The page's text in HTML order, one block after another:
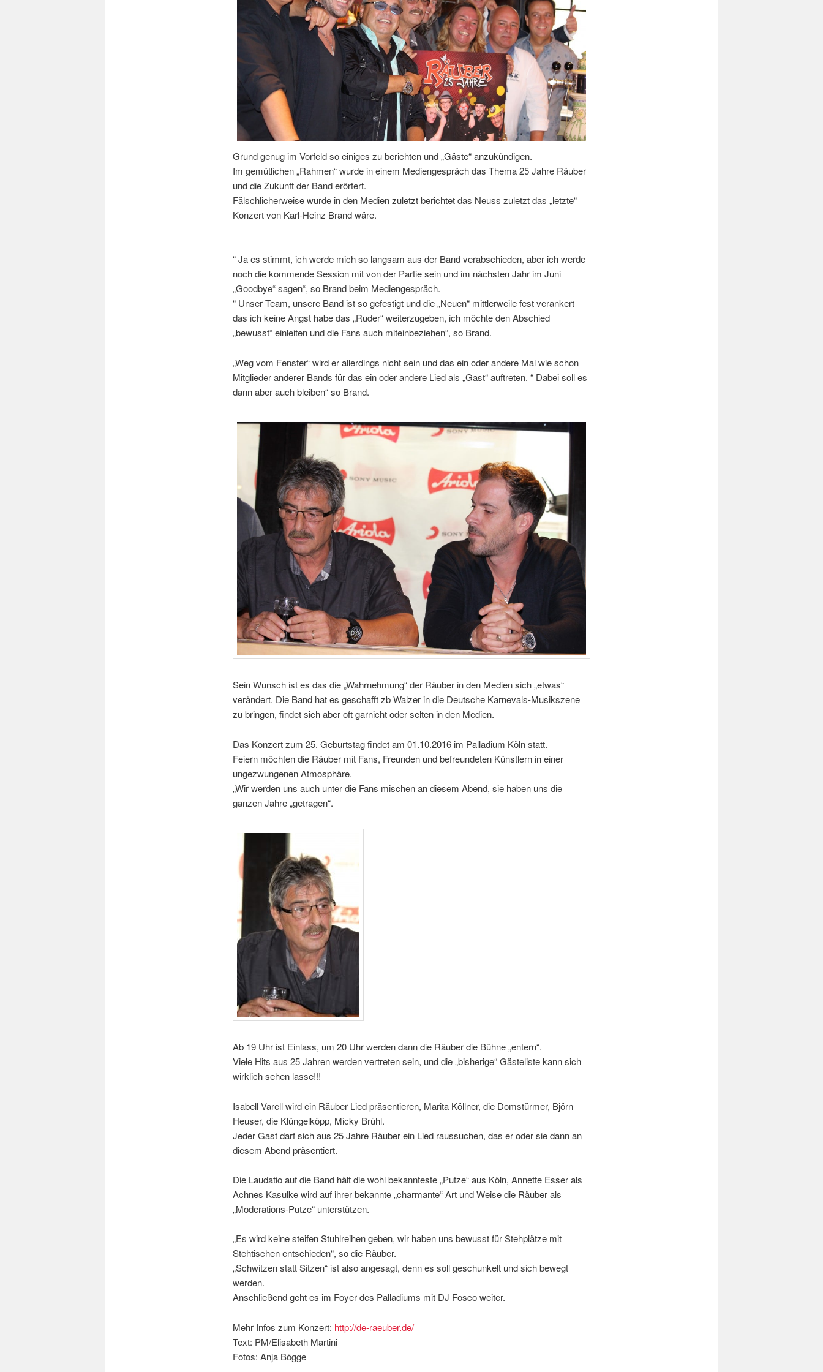
Grund genug im Vorfeld so einiges zu berichten und „Gäste“ anzukündigen.
Im gemütlichen „Rahmen“ wurde in einem Mediengespräch das Thema 25 Jahre Räuber
und die Zukunft der Band erörtert.
Fälschlicherweise wurde in den Medien zuletzt berichtet das Neuss zuletzt das „letzte“
Konzert von Karl-Heinz Brand wäre.
“ Ja es stimmt, ich werde mich so langsam aus der Band verabschieden, aber ich werde
noch die kommende Session mit von der Partie sein und im nächsten Jahr im Juni
„Goodbye“ sagen“, so Brand beim Mediengespräch.
“ Unser Team, unsere Band ist so gefestigt und die „Neuen“ mittlerweile fest verankert
das ich keine Angst habe das „Ruder“ weiterzugeben, ich möchte den Abschied
„bewusst“ einleiten und die Fans auch miteinbeziehen“, so Brand.
„Weg vom Fenster“ wird er allerdings nicht sein und das ein oder andere Mal wie schon
Mitglieder anderer Bands für das ein oder andere Lied als „Gast“ auftreten. “ Dabei soll es
dann aber auch bleiben“ so Brand.
Sein Wunsch ist es das die „Wahrnehmung“ der Räuber in den Medien sich „etwas“
verändert. Die Band hat es geschafft zb Walzer in die Deutsche Karnevals-Musikszene
zu bringen, findet sich aber oft garnicht oder selten in den Medien.
Das Konzert zum 25. Geburtstag findet am 01.10.2016 im Palladium Köln statt.
Feiern möchten die Räuber mit Fans, Freunden und befreundeten Künstlern in einer
ungezwungenen Atmosphäre.
„Wir werden uns auch unter die Fans mischen an diesem Abend, sie haben uns die
ganzen Jahre „getragen“.
Ab 19 Uhr ist Einlass, um 20 Uhr werden dann die Räuber die Bühne „entern“.
Viele Hits aus 25 Jahren werden vertreten sein, und die „bisherige“ Gästeliste kann sich
wirklich sehen lasse!!!
Isabell Varell wird ein Räuber Lied präsentieren, Marita Köllner, die Domstürmer, Björn
Heuser, die Klüngelköpp, Micky Brühl.
Jeder Gast darf sich aus 25 Jahre Räuber ein Lied raussuchen, das er oder sie dann an
diesem Abend präsentiert.
Die Laudatio auf die Band hält die wohl bekannteste „Putze“ aus Köln, Annette Esser als
Achnes Kasulke wird auf ihrer bekannte „charmante“ Art und Weise die Räuber als
„Moderations-Putze“ unterstützen.
„Es wird keine steifen Stuhlreihen geben, wir haben uns bewusst für Stehplätze mit
Stehtischen entschieden“, so die Räuber.
„Schwitzen statt Sitzen“ ist also angesagt, denn es soll geschunkelt und sich bewegt
werden.
Anschließend geht es im Foyer des Palladiums mit DJ Fosco weiter.
Mehr Infos zum Konzert: http://de-raeuber.de/
Text: PM/Elisabeth Martini
Fotos: Anja Bögge